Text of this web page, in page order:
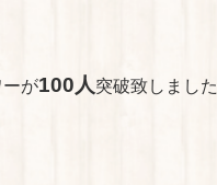
が100人 突破致しました